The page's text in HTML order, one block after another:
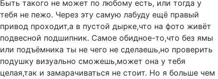
Быть такого не может по любому есть, или тогда у
тебя не пежо. Через эту самую лабуду ещё правый
привод проходит,а в пустой дырке,что на фото живёт
подвесной подшипник. Самое обидное-то,что без ямы
или подъёмника ты не чего не сделаешь,но проверить
подушку визуально сможешь,может она у тебя
целая,так и замарачиваться не стоит. Но я больше чем